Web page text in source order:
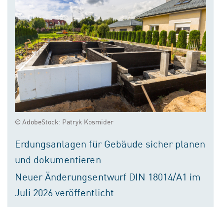
© AdobeStock: Patryk Kosmider
Erdungsanlagen für Gebäude sicher planen
und dokumentieren
Neuer Änderungsentwurf DIN 18014/A1 im
Juli 2026 veröffentlicht